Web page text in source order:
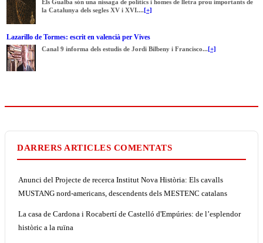
Els Gualba són una nissaga de polítics i homes de lletra prou importants de
la Catalunya dels segles XV i XVI.... [+]
Lazarillo de Tormes: escrit en valencià per Vives
Canal 9 informa dels estudis de Jordi Bilbeny i Francisco... [+]
DARRERS ARTICLES COMENTATS
Anunci del Projecte de recerca Institut Nova Història: Els cavalls
MUSTANG nord-americans, descendents dels MESTENC catalans
La casa de Cardona i Rocabertí de Castelló d'Empúries: de l’esplendor
històric a la ruïna